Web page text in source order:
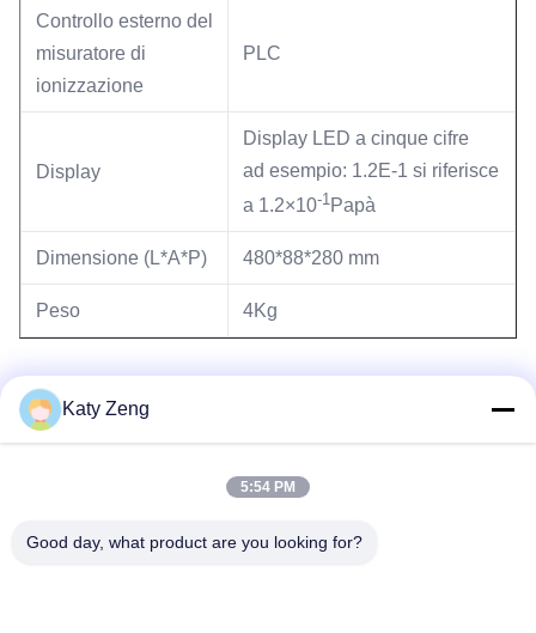
Controllo esterno del
misuratore di
ionizzazione
PLC
Display
Display LED a cinque cifre
ad esempio: 1.2E-1 si riferisce
a 1.2×10-1Papà
Dimensione (L*A*P) 480*88*280 mm
Peso 4Kg
misuratore di pressione di ionizzazione
Katy Zeng
5:54 PM
Good day, what product are you looking for?